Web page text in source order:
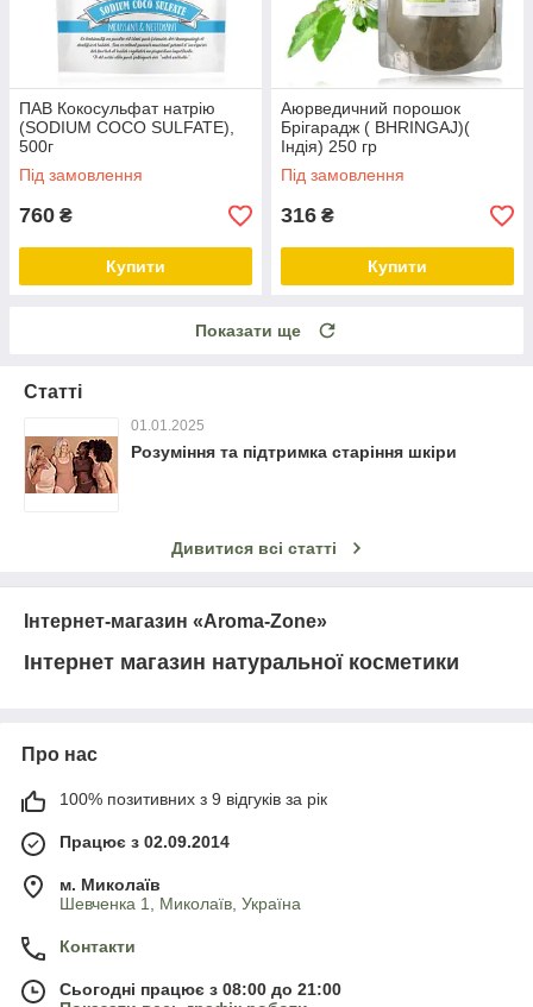
ПАВ Кокосульфат натрію
(SODIUM COCO SULFATE),
500г
Під замовлення
760 ₴
Купити
Аюрведичний порошок
Брігарадж ( BHRINGAJ)(
Індія) 250 гр
Під замовлення
316 ₴
Купити
Показати ще
Статті
01.01.2025
Розуміння та підтримка старіння шкіри
Дивитися всі статті
Інтернет-магазин «Aroma-Zone»
Інтернет магазин натуральної косметики
Про нас
100% позитивних з 9 відгуків за рік
Працює з 02.09.2014
м. Миколаїв
Шевченка 1, Миколаїв, Україна
Контакти
Сьогодні працює з 08:00 до 21:00